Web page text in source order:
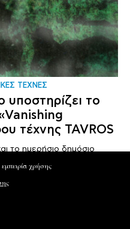
ΤΕΧΝΕΣ
υποστηρίζει το
τέχνης TAVROS
το ημερήσιο δημόσιο
χρήσης